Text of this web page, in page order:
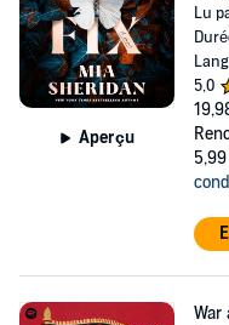
Aperçu
Lu
5,0
War